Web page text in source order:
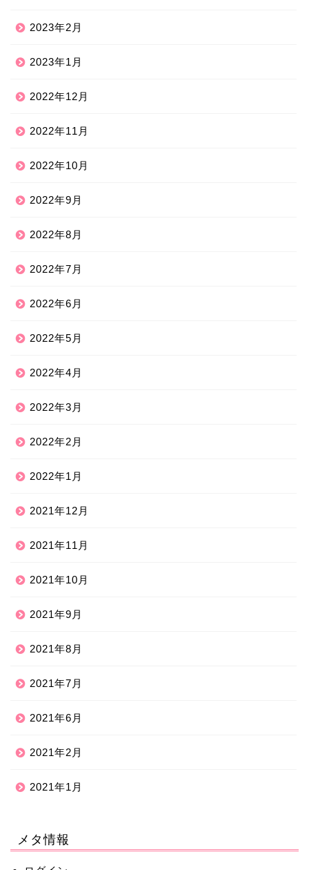
2023年2月
2023年1月
2022年12月
2022年11月
2022年10月
2022年9月
2022年8月
2022年7月
2022年6月
2022年5月
2022年4月
2022年3月
2022年2月
2022年1月
2021年12月
2021年11月
2021年10月
2021年9月
2021年8月
2021年7月
2021年6月
2021年2月
2021年1月
メタ情報